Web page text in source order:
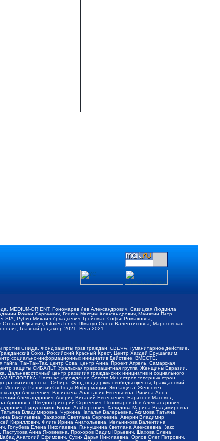
MEDIUM-ORIENT, Пономарев Лев Александрович, Савицкая Людмила
Роман Сергеевич, Гликин Максим Александрович, Маняхин Петр
Рубин Михаил Аркадьевич, Гройсман Софья Романовна,
Юрьевич, Istories fonds, Шмагун Олеся Валентиновна, Мароховская
Главный редактор 2021, Вега 2021
СПИДа, Фонд защиты прав граждан, СВЕЧА, Гуманитарное действие,
Союз, Российский Красный Крест, Центр Хасдей Ерушалаим,
социально-информационных инициатив Действие, ВМЕСТЕ,
Так-Так-Так, центр Сова, центр Анна, Проект Апрель, Самарская
защиты СИБАЛЬТ, Уральская правозащитная группа, Женщины Евразии,
Дальневосточный центр развития гражданских инициатив и социального
ЧЕЛОВЕКА, Частное учреждение Совета Министров северных стран,
прессы - Сибирь, Фонд поддержки свободы прессы, Гражданский
Институт Развития Свободы Информации, Экозащита!-Женсовет,
Алексеевич, Васильева Анастасия Евгеньевна, Ривина Анна
Александрович, Аверин Виталий Евгеньевич, Барахоев Магомед
Шведов Григорий Сергеевич, Пономарев Лев Александрович,
Цирульников Борис Альбертович, Халидова Марина Владимировна,
Владимировна, Чуркина Наталья Валерьевна, Акимова Татьяна
Васильевна, Захарова Светлана Сергеевна, Аверин Владимир
Кириллович, Флиге Ирина Анатольевна, Мельникова Валентина
Елена Николаевна, Ганнушкина Светлана Алексеевна, Закс
Анна Яковлевна, Прохоров Вадим Юрьевич, Шахова Елена
Анатолий Ефимович, Сухих Дарья Николаевна, Орлов Олег Петрович,